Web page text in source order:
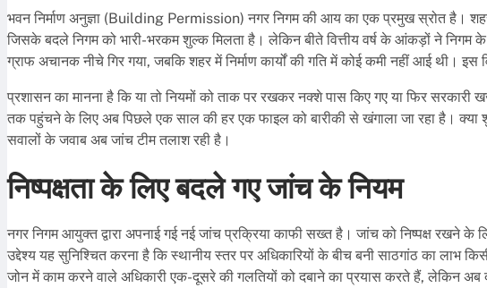
भवन निर्माण अनुज्ञा (Building Permission) नगर निगम की आय का एक प्रमुख स्रोत है। शहर में
जिसके बदले निगम को भारी-भरकम शुल्क मिलता है। लेकिन बीते वित्तीय वर्ष के आंकड़ों ने निगम के
ग्राफ अचानक नीचे गिर गया, जबकि शहर में निर्माण कार्यों की गति में कोई कमी नहीं आई थी। इस
प्रशासन का मानना है कि या तो नियमों को ताक पर रखकर नक्शे पास किए गए या फिर
तक पहुंचने के लिए अब पिछले एक साल की हर एक फाइल को बारीकी से खंगाला जा रहा है। क्या
सवालों के जवाब अब जांच टीम तलाश रही है।
निष्पक्षता के लिए बदले गए जांच के नियम
नगर निगम आयुक्त द्वारा अपनाई गई नई जांच प्रक्रिया काफी सख्त है। जांच को निष्पक्ष रखने
उद्देश्य यह सुनिश्चित करना है कि स्थानीय स्तर पर अधिकारियों के बीच बनी साठगांठ का लाभ
जोन में काम करने वाले अधिकारी एक-दूसरे की गलतियों को दबाने का प्रयास करते हैं, लेकिन